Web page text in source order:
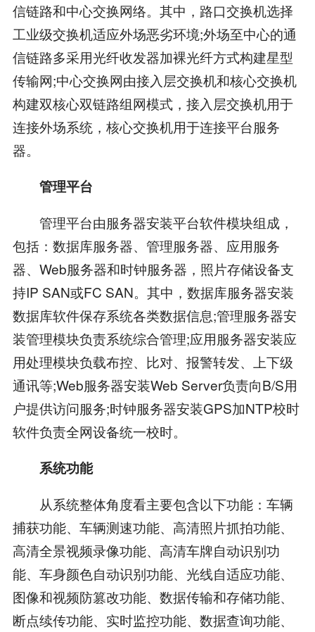
信链路和中心交换网络。其中，路口交换机选择
工业级交换机适应外场恶劣环境;外场至中心的通
信链路多采用光纤收发器加裸光纤方式构建星型
传输网;中心交换网由接入层交换机和核心交换机
构建双核心双链路组网模式，接入层交换机用于
连接外场系统，核心交换机用于连接平台服务
器。
管理平台
管理平台由服务器安装平台软件模块组成，
包括：数据库服务器、管理服务器、应用服务
器、Web服务器和时钟服务器，照片存储设备支
持IP SAN或FC SAN。其中，数据库服务器安装
数据库软件保存系统各类数据信息;管理服务器安
装管理模块负责系统综合管理;应用服务器安装应
用处理模块负载布控、比对、报警转发、上下级
通讯等;Web服务器安装Web Server负责向B/S用
户提供访问服务;时钟服务器安装GPS加NTP校时
软件负责全网设备统一校时。
系统功能
从系统整体角度看主要包含以下功能：车辆
捕获功能、车辆测速功能、高清照片抓拍功能、
高清全景视频录像功能、高清车牌自动识别功
能、车身颜色自动识别功能、光线自适应功能、
图像和视频防篡改功能、数据传输和存储功能、
断点续传功能、实时监控功能、数据查询功能、